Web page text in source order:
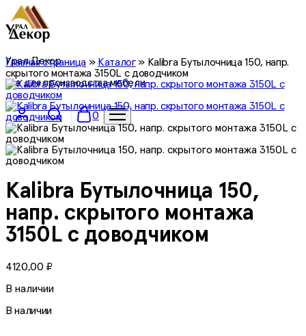
Урал Декор
все для производства мебели
0
Главная страница» Каталог» Kalibra Бутылочница 150, напр.
скрытого монтажа 3150L с доводчиком
Kalibra Бутылочница 150,
напр. скрытого монтажа
3150L с доводчиком
4120,00 ₽
В наличии
В наличии